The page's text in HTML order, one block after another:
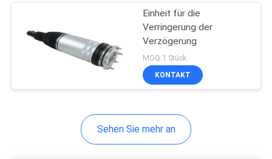
Porsche
Einheit für die
Verringerung der
Verzögerung
MOQ:1 Stück
KONTAKT
Sehen Sie mehr an